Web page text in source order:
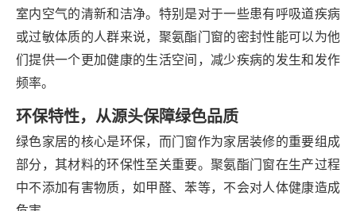
室内空气的清新和洁净。特别是对于一些患有呼吸道疾病
或过敏体质的人群来说，聚氨酯门窗的密封性能可以为他
们提供一个更加健康的生活空间，减少疾病的发生和发作
频率。
环保特性，从源头保障绿色品质
绿色家居的核心是环保，而门窗作为家居装修的重要组成
部分，其材料的环保性至关重要。聚氨酯门窗在生产过程
中不添加有害物质，如甲醛、苯等，不会对人体健康造成